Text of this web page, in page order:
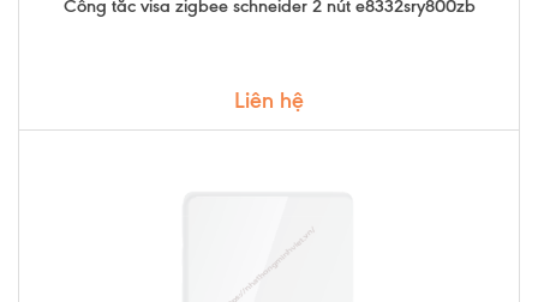
Công tắc visa zigbee schneider 2 nút e8332sry800zb
Liên hệ